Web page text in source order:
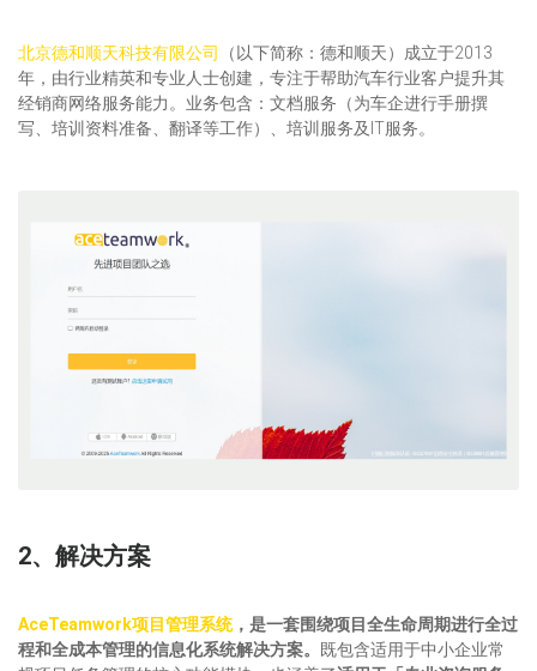
北京德和顺天科技有限公司
（以下简称：德和顺天）成立于2013
年，由行业精英和专业人士创建，专注于帮助汽车行业客户提升其
经销商网络服务能力。业务包含：文档服务（为车企进行手册撰
写、培训资料准备、翻译等工作）、培训服务及IT服务。
2、解决方案
AceTeamwork项目管理系统，是一套围绕项目全生命周期进行全过
程和全成本管理的信息化系统解决方案。
既包含适用于中小企业常